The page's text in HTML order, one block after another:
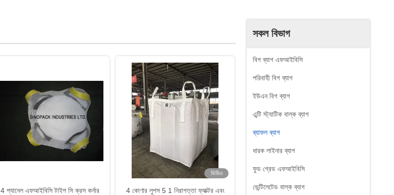
সকল বিভাগ
বিগ ব্যাগ এফআইবিসি
পরিবাহী বিগ ব্যাগ
ইউএন বিগ ব্যাগ
এন্টি স্ট্যাটিক বাল্ক ব্যাগ
ব্যাফল ব্যাগ
ধারক লাইনার ব্যাগ
ফুড গ্রেড এফআইবিসি
ভেন্টিলেটেড বাল্ক ব্যাগ
4 প্যানেল এফআইবিসি টাইপ সি ক্রস কর্নার
ভিডিও
4 কোণার লুপস 5 1 নিরাপত্তা ফ্যাক্টর এবং